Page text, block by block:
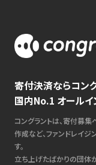
寄付決済ならコン
国内No.1 オールイ
コングラントは、寄付募
作成など、ファンドレイ
す。
立ち上げたばかりの団体